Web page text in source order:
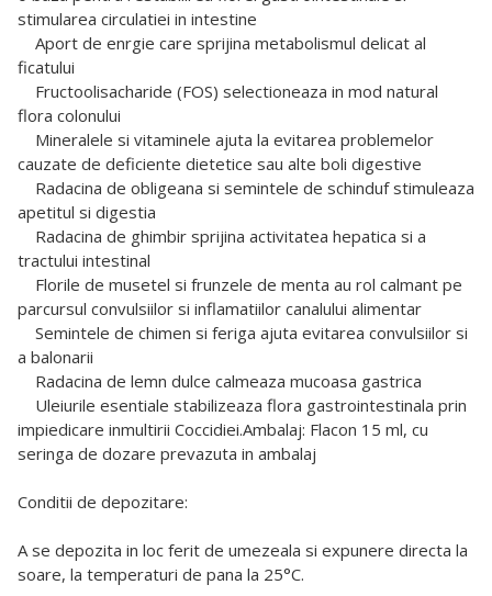
stimularea circulatiei in intestine
Aport de enrgie care sprijina metabolismul delicat al
ficatului
Fructoolisacharide (FOS) selectioneaza in mod natural
flora colonului
Mineralele si vitaminele ajuta la evitarea problemelor
cauzate de deficiente dietetice sau alte boli digestive
Radacina de obligeana si semintele de schinduf stimuleaza
apetitul si digestia
Radacina de ghimbir sprijina activitatea hepatica si a
tractului intestinal
Florile de musetel si frunzele de menta au rol calmant pe
parcursul convulsiilor si inflamatiilor canalului alimentar
Semintele de chimen si feriga ajuta evitarea convulsiilor si
a balonarii
Radacina de lemn dulce calmeaza mucoasa gastrica
Uleiurile esentiale stabilizeaza flora gastrointestinala prin
impiedicare inmultirii Coccidiei.Ambalaj: Flacon 15 ml, cu
seringa de dozare prevazuta in ambalaj
Conditii de depozitare:
A se depozita in loc ferit de umezeala si expunere directa la
soare, la temperaturi de pana la 25°C.